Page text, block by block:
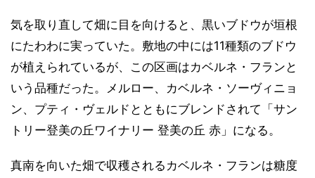
気を取り直して畑に目を向けると、黒いブドウが垣根
にたわわに実っていた。敷地の中には11種類のブドウ
が植えられているが、この区画はカベルネ・フランと
いう品種だった。メルロー、カベルネ・ソーヴィニョ
ン、プティ・ヴェルドとともにブレンドされて「サン
トリー登美の丘ワイナリー 登美の丘 赤」になる。
真南を向いた畑で収穫されるカベルネ・フランは糖度